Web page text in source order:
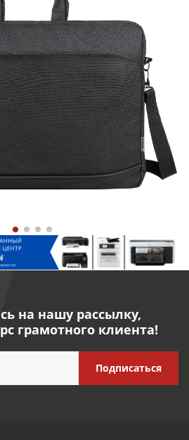
на нашу рассылку,
грамотного клиента!